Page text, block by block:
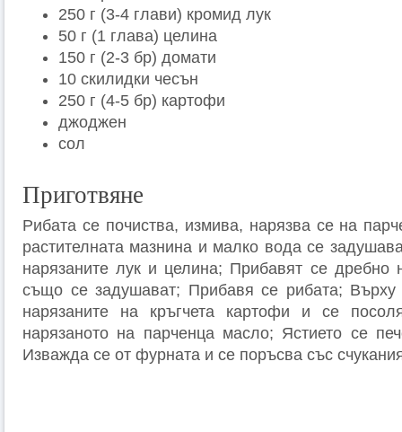
250 г (3-4 глави) кромид лук
50 г (1 глава) целина
150 г (2-3 бр) домати
10 скилидки чесън
250 г (4-5 бр) картофи
джоджен
сол
Приготвяне
Рибата се почиства, измива, нарязва се на
растителната мазнина и малко вода се
нарязаните лук и целина; Прибавят се дребно
също се задушават; Прибавя се рибата; Върху
нарязаните на кръгчета картофи и се
нарязаното на парченца масло; Ястието се
Изважда се от фурната и се поръсва със